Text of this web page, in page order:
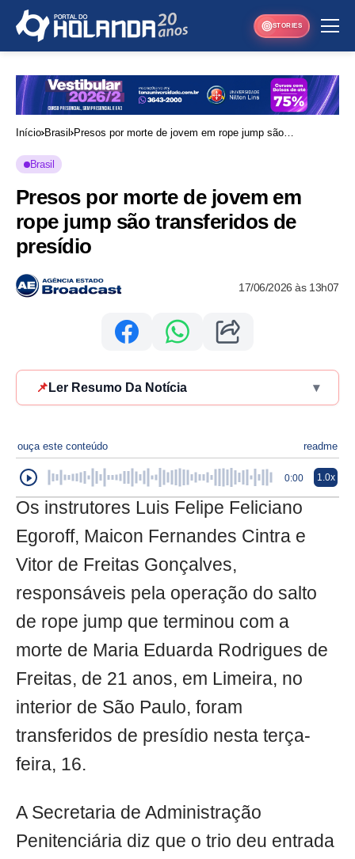
STORIES
Início Brasil
Presos por morte de jovem em rope jump são
Brasil
Presos por morte de jovem em
rope jump são transferidos de
presídio
17/06/2026 às 13h07
📌 Ler Resumo Da Notícia ▾
ouça este conteúdo readme
0:00 1.0x
Os instrutores Luis Felipe Feliciano
Egoroff, Maicon Fernandes Cintra e
Vitor de Freitas Gonçalves,
responsáveis pela operação do salto
de rope jump que terminou com a
morte de Maria Eduarda Rodrigues de
Freitas, de 21 anos, em Limeira, no
interior de São Paulo, foram
transferidos de presídio nesta terça-
feira, 16.
A Secretaria de Administração
Penitenciária diz que o trio deu entrada